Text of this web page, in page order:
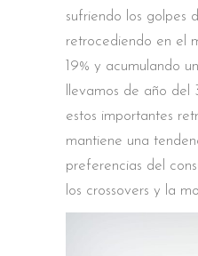
sufriendo los golpes
retrocediendo en el
19% y acumulando
llevamos de año del
estos importantes
mantiene una
preferencias del
los crossovers y la